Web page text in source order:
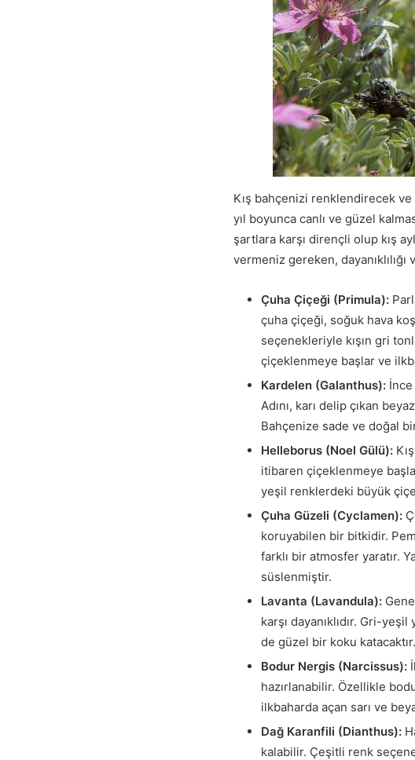
Kış bahçenizi renklendirecek
yıl boyunca canlı ve güzel
şartlara karşı dirençli olup kış
vermeniz gereken,
Çuha Çiçeği (Primula):
çuha çiçeği, soğuk hava
seçenekleriyle kışın gri
çiçeklenmeye başlar ve
Kardelen (Galanthus):
Adını, karı delip çıkan
Bahçenize sade ve doğal
Helleborus (Noel Gülü):
itibaren çiçeklenmeye
yeşil renklerdeki büyük
Çuha Güzeli (Cyclamen):
koruyabilen bir bitkidir.
farklı bir atmosfer yaratır.
süslenmiştir.
Lavanta (Lavandula):
karşı dayanıklıdır. Gri-
de güzel bir koku
Bodur Nergis (Narcissus):
hazırlanabilir. Özellikle
ilkbaharda açan sarı ve
Dağ Karanfili (Dianthus):
kalabilir. Çeşitli renk